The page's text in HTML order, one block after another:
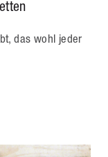
das wohl jeder